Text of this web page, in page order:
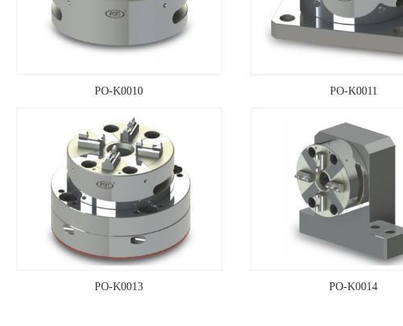
PO-K0010 PO-K0011
PO-K0013 PO-K0014